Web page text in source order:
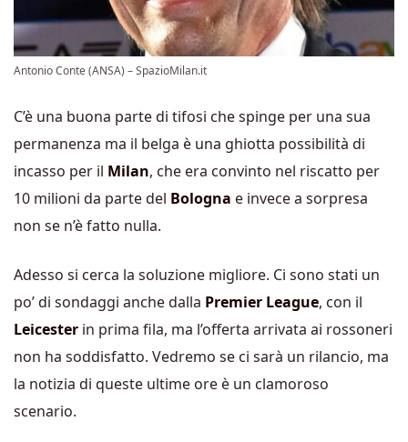
Antonio Conte (ANSA) – SpazioMilan.it
C’è una buona parte di tifosi che spinge per una sua
permanenza ma il belga è una ghiotta possibilità di
incasso per il Milan, che era convinto nel riscatto per
10 milioni da parte del Bologna e invece a sorpresa
non se n’è fatto nulla.
Adesso si cerca la soluzione migliore. Ci sono stati un
po’ di sondaggi anche dalla Premier League, con il
Leicester in prima fila, ma l’offerta arrivata ai rossoneri
non ha soddisfatto. Vedremo se ci sarà un rilancio, ma
la notizia di queste ultime ore è un clamoroso
scenario.